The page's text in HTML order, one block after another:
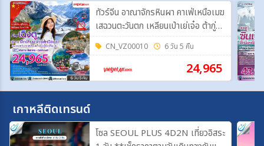
ทัวร์จีน อาณาจักรหินผา คาเฟ่เหนือเมฆ
เสฉวนตะวันตก เหลียนเป่าเย่เจ๋อ ต้ากู่ปิ่ง
ชวน 6 วัน 5 คืน FT-TFUVZ38A
CN_VZ00010 6 วัน 5 คืน
24,965
เกาหลีติดเทรนด์
โซล SEOUL PLUS 4D2N เที่ยวอิสระ